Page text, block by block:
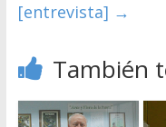
[entrevista] →
También